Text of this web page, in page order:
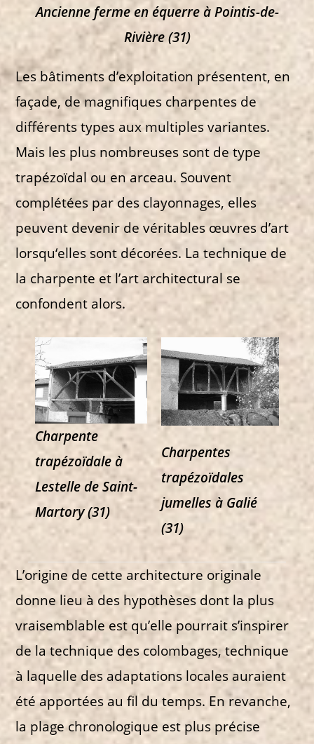
Ancienne ferme en équerre à Pointis-de-
Rivière (31)
Les bâtiments d’exploitation présentent, en
façade, de magnifiques charpentes de
différents types aux multiples variantes.
Mais les plus nombreuses sont de type
trapézoïdal ou en arceau. Souvent
complétées par des clayonnages, elles
peuvent devenir de véritables œuvres d’art
lorsqu‘elles sont décorées. La technique de
la charpente et l’art architectural se
confondent alors.
Charpente
trapézoïdale à
Lestelle de Saint-
Martory (31)
Charpentes
trapézoïdales
jumelles à Galié
(31)
L’origine de cette architecture originale
donne lieu à des hypothèses dont la plus
vraisemblable est qu’elle pourrait s’inspirer
de la technique des colombages, technique
à laquelle des adaptations locales auraient
été apportées au fil du temps. En revanche,
la plage chronologique est plus précise